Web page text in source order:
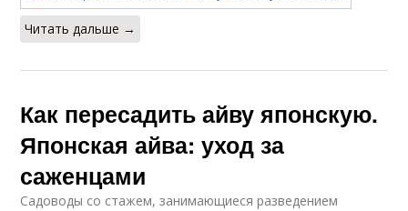
Читать дальше →
Как пересадить айву японскую.
Японская айва: уход за
саженцами
Садоводы со стажем, занимающиеся разведением